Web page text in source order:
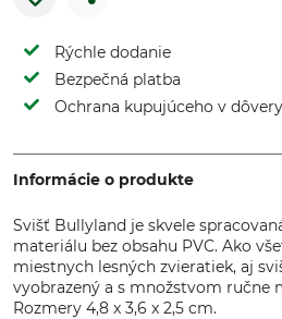
Rýchle dodanie
Bezpečná platba
Ochrana kupujúceho v
Informácie o produkte
Svišť Bullyland je skvele
materiálu bez obsahu PVC. Ako
miestnych lesných zvieratiek, aj
vyobrazený a s množstvom ručne
Rozmery 4,8 x 3,6 x 2,5 cm.